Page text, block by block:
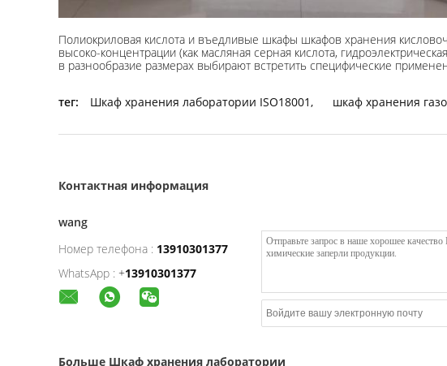
Полиокриловая кислота и въедливые шкафы шкафов хранения
высоко-концентрации (как масляная серная кислота,
в разнообразие размерах выбирают встретить специфические
тег: Шкаф хранения лаборатории ISO18001, шкаф хранения
Контактная информация
wang
Номер телефона : 13910301377
WhatsApp : +13910301377
Больше Шкаф хранения лаборатории